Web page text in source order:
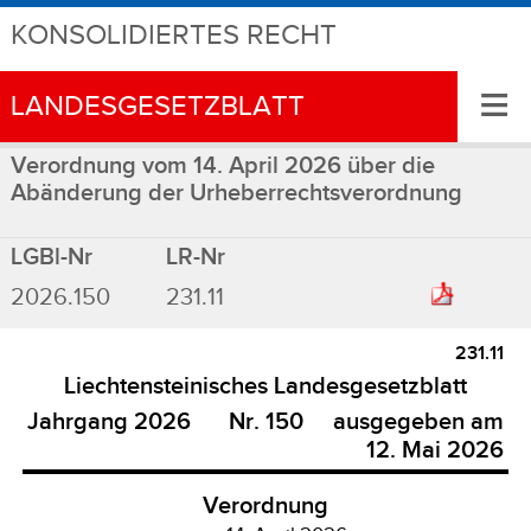
KONSOLIDIERTES RECHT
LANDESGESETZBLATT ≡
Verordnung vom 14. April 2026 über die
Abänderung der Urheberrechtsverordnung
LGBl-Nr
LR-Nr
2026.150
231.11